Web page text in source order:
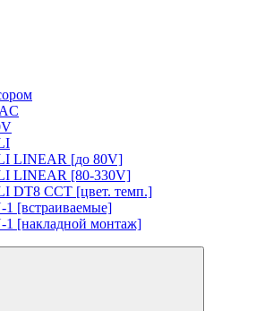
LINEAR [до 80V]
LINEAR [80-330V]
DT8 CCT [цвет. темп.]
1 [встраиваемые]
1 [накладной монтаж]